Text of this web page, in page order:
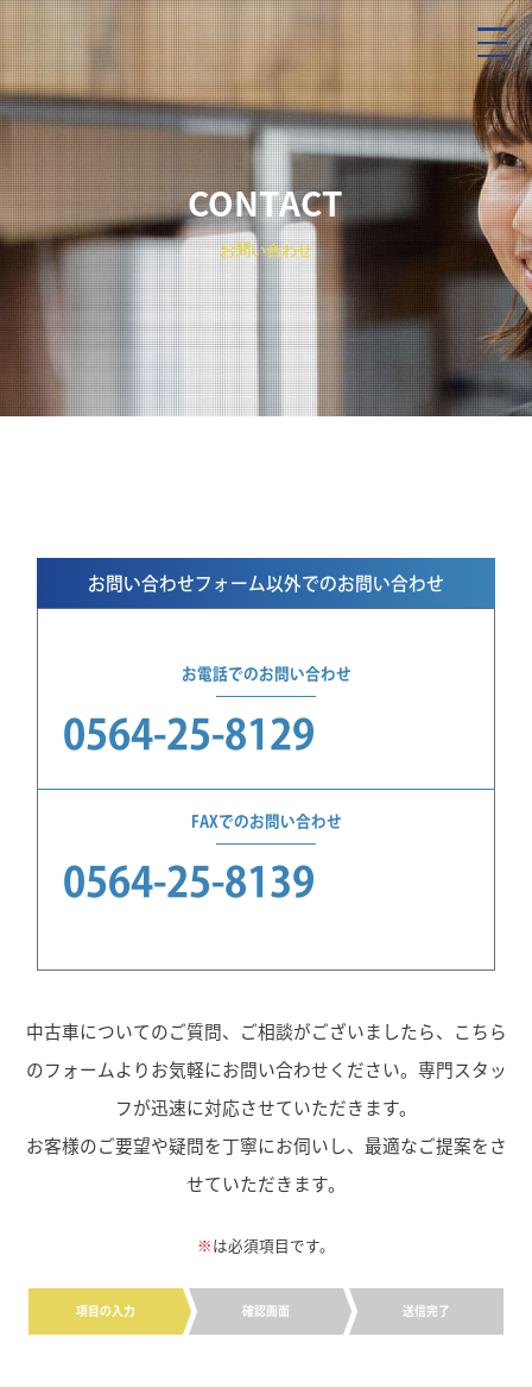
CONTACT
お問い合わせ
お問い合わせフォーム以外でのお問い合わせ
お電話でのお問い合わせ
0564-25-8129
FAXでのお問い合わせ
0564-25-8139
中古車についてのご質問、ご相談がございましたら、こちら
のフォームよりお気軽にお問い合わせください。専門スタッ
フが迅速に対応させていただきます。
お客様のご要望や疑問を丁寧にお伺いし、最適なご提案をさ
せていただきます。
※は必須項目です。
項目の入力 確認画面 送信完了